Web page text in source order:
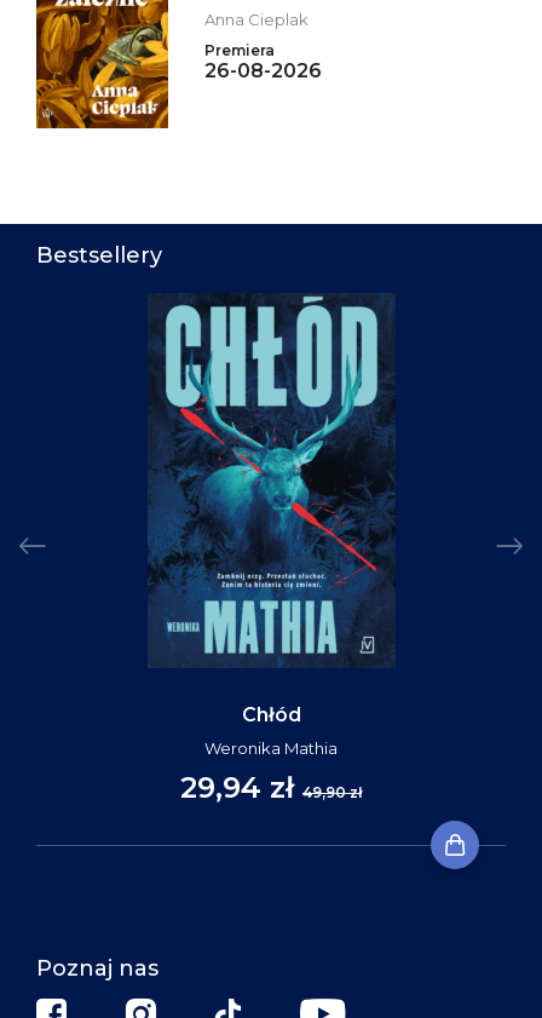
Anna Cieplak
Premiera
26-08-2026
Bestsellery
Chłód
Weronika Mathia
29,94 zł 49,90 zł
Poznaj nas